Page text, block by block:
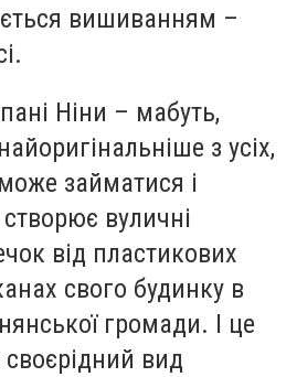
вишиванням –
Ніни – мабуть,
з усіх,
займатися і
вуличні
від пластикових
свого будинку в
громади. І це
своєрідний вид